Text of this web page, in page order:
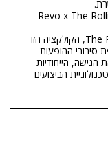
בהשראת הארכיונים האייקוניים של The Rolling Stones, הקולקציה הזו
סיבובי ההופעות
הייחודיות
הביצועים